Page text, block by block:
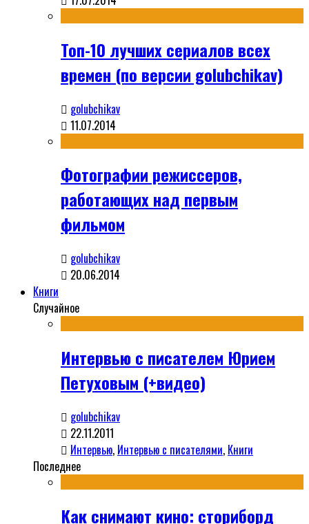
Топ-10 лучших сериалов всех
времен (по версии golubchikav)
golubchikav
11.07.2014
Фотографии режиссеров,
работающих над первым
фильмом
golubchikav
20.06.2014
Книги
Случайное
Интервью с писателем Юрием
Петуховым (+видео)
golubchikav
22.11.2011
Интервью, Интервью с писателями, Книги
Последнее
Как снимают кино: сториборд